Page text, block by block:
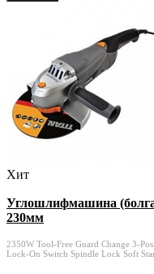
Хит
Углошлифмашина
230мм
2350W Tool-Free Guard Change 3-
Lock-On Switch Spindle Lock Soft